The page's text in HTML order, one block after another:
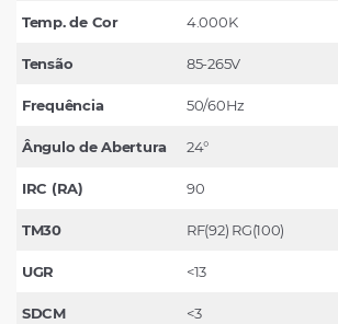
Temp. de Cor 4.000K
Tensão 85-265V
Frequência 50/60Hz
Ângulo de Abertura 24°
IRC (RA) 90
TM30 RF(92) RG(100)
UGR <13
SDCM <3